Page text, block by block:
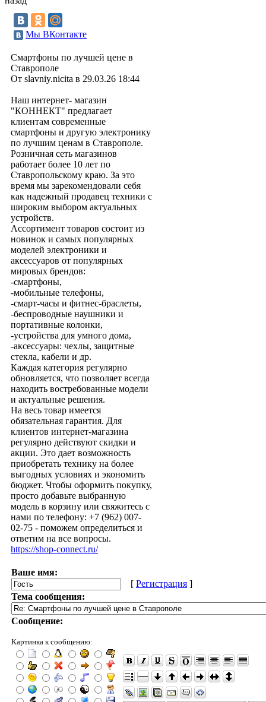
Мы ВКонтакте
Смартфоны по лучшей цене в
Ставрополе
От slavniy.nicita в 29.03.26 18:44
Наш интернет- магазин
"КОННЕКТ" предлагает
клиентам современные
смартфоны и другую электронику
по лучшим ценам в Ставрополе.
Розничная сеть магазинов
работает более 10 лет по
Ставропольскому краю. За это
время мы зарекомендовали себя
как надежный продавец техники с
широким выбором актуальных
устройств.
Ассортимент товаров состоит из
новинок и самых популярных
моделей электроники и
аксессуаров от популярных
мировых брендов:
-смартфоны,
-мобильные телефоны,
-смарт-часы и фитнес-браслеты,
-беспроводные наушники и
портативные колонки,
-устройства для умного дома,
-аксессуары: чехлы, защитные
стекла, кабели и др.
Каждая категория регулярно
обновляется, что позволяет всегда
находить востребованные модели
и актуальные решения.
На весь товар имеется
обязательная гарантия. Для
клиентов интернет-магазина
регулярно действуют скидки и
акции. Это дает возможность
приобретать технику на более
выгодных условиях и экономить
бюджет. Чтобы оформить покупку,
просто добавьте выбранную
модель в корзину или свяжитесь с
нами по телефону: +7 (962) 007-
02-75 - поможем определиться и
ответим на все вопросы.
https://shop-connect.ru/
Ваше имя:
[ Регистрация ]
Тема сообщения:
Сообщение:
Картинка к сообщению: